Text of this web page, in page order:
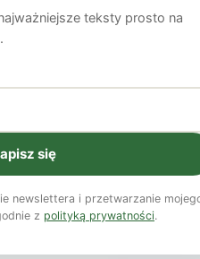
teksty prosto na
się
newslettera i przetwarzanie
z polityką prywatności.